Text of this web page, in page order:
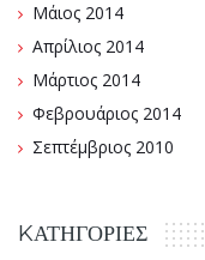
Μάιος 2014
Απρίλιος 2014
Μάρτιος 2014
Φεβρουάριος 2014
Σεπτέμβριος 2010
KΑΤΗΓΟΡΊΕΣ